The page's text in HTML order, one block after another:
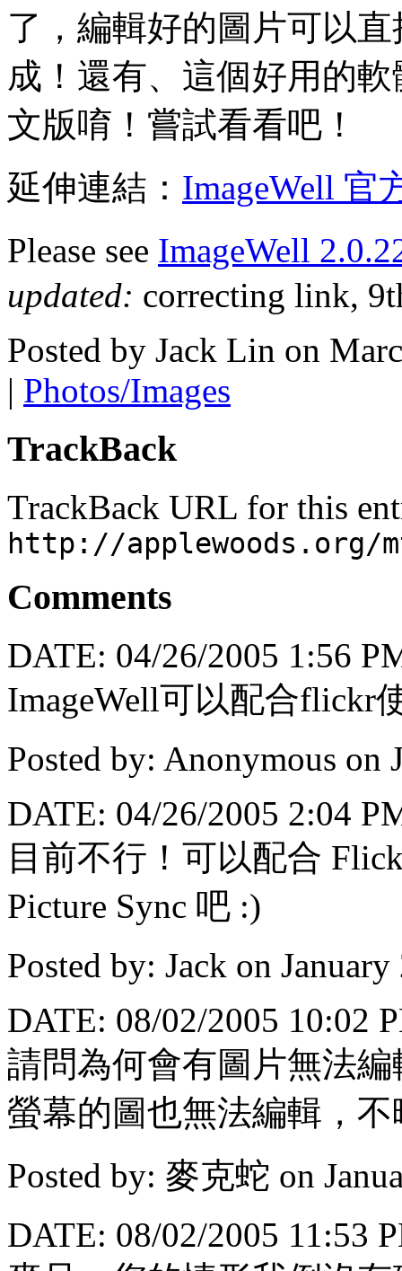
了，編輯好的圖片可以
成！還有、這個好用的
文版唷！嘗試看看吧！
延伸連結： ImageWell 官
Please see ImageWell
updated: correcting link,
Posted by Jack Lin on
| Photos/Images
TrackBack
TrackBack URL for this
http://applewoods.org/
Comments
DATE: 04/26/2005 1:56
ImageWell可以配合flickr
Posted by: Anonymous on
DATE: 04/26/2005 2:04
目前不行！可以配合
Picture Sync 吧 :)
Posted by: Jack on
DATE: 08/02/2005 10:02
請問為何會有圖片無法
螢幕的圖也無法編輯，
Posted by: 麥克蛇 on
DATE: 08/02/2005 11:53